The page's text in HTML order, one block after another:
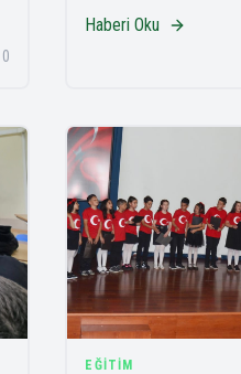
0
Haberi Oku
EĞITIM